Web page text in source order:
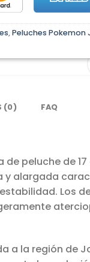
,Peluches Pokemon
(0) FAQ
peluche de
y alargada
Los
a la región de